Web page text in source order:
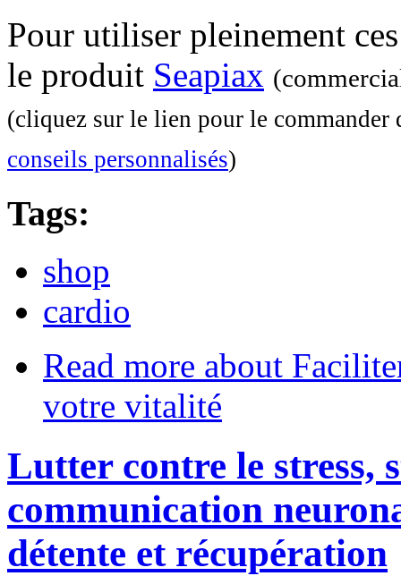
Pour utiliser pleinement
le produit Seapiax
(cliquez sur le lien pour le commander
conseils personnalisés)
Tags:
shop
cardio
Read more about
votre vitalité
Lutter contre le stress,
communication
détente et récupération